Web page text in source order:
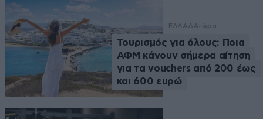
ΕΛΛΑΔΑτώρα
Τουρισμός για όλους: Ποια
ΑΦΜ κάνουν σήμερα αίτηση
για τα vouchers από 200 έως
και 600 ευρώ